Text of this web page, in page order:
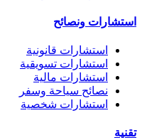
استشارات ونصائح
استشارات قانونية
استشارات تسويقية
استشارات مالية
نصائح سياحة وسفر
استشارات شخصية
تقنية